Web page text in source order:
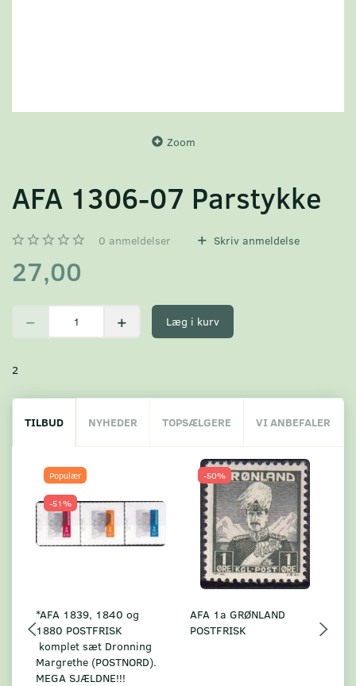
Zoom
AFA 1306-07 Parstykke
0 anmeldelser Skriv anmeldelse
27,00
Læg i kurv
2
TILBUD NYHEDER TOPSÆLGERE VI ANBEFALER
Populær
-51%
*AFA 1839, 1840 og
1880 POSTFRISK
komplet sæt Dronning
Margrethe (POSTNORD).
MEGA SJÆLDNE!!!
-50%
AFA 1a GRØNLAND
POSTFRISK